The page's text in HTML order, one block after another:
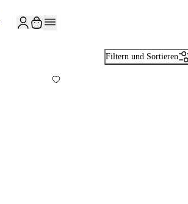
Filtern und Sortieren